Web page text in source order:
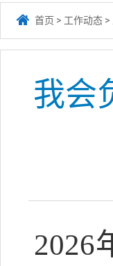
 首页 > 工作动态 >
我会
2026